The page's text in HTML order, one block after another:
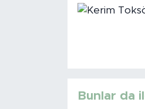
Bunlar da